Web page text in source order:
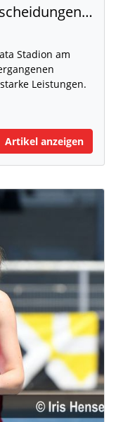
Spannende Mehrkampfentscheidungen in Weingarten
Stadion am
Leistungen.
Artikel anzeigen